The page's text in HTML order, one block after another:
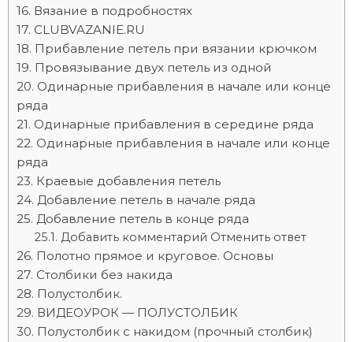
Вязание в подробностях
CLUBVAZANIE.RU
Прибавление петель при вязании крючком
Провязывание двух петель из одной
Одинарные прибавления в начале или конце
ряда
Одинарные прибавления в середине ряда
Одинарные прибавления в начале или конце
ряда
Краевые добавления петель
Добавление петель в начале ряда
Добавление петель в конце ряда
Добавить комментарий Отменить ответ
Полотно прямое и круговое. Основы
Столбики без накида
Полустолбик.
ВИДЕОУРОК — ПОЛУСТОЛБИК
Полустолбик с накидом (прочный столбик)